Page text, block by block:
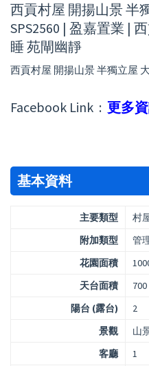
西貢村屋 開揚山景 半
SPS2560 | 盈嘉置業 |
睡 苑閘幽靜
西貢村屋 開揚山景 半獨立屋
Facebook Link : 更多
基本資料
主要類型
村
附加類型
管
花園面積
天台面積
陽台 (露台)
2
景觀
山
客廳
1